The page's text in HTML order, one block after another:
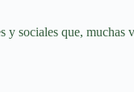
sociales que, muchas